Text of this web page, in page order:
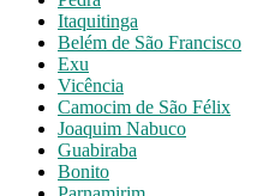
Itaquitinga
Belém de São Francisco
Exu
Vicência
Camocim de São Félix
Joaquim Nabuco
Guabiraba
Bonito